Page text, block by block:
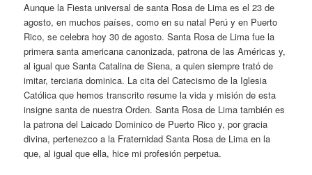
Aunque la Fiesta universal de santa Rosa de Lima es el 23 de
agosto, en muchos países, como en su natal Perú y en Puerto
Rico, se celebra hoy 30 de agosto. Santa Rosa de Lima fue la
primera santa americana canonizada, patrona de las Américas y,
al igual que Santa Catalina de Siena, a quien siempre trató de
imitar, terciaria dominica. La cita del Catecismo de la Iglesia
Católica que hemos transcrito resume la vida y misión de esta
insigne santa de nuestra Orden. Santa Rosa de Lima también es
la patrona del Laicado Dominico de Puerto Rico y, por gracia
divina, pertenezco a la Fraternidad Santa Rosa de Lima en la
que, al igual que ella, hice mi profesión perpetua.